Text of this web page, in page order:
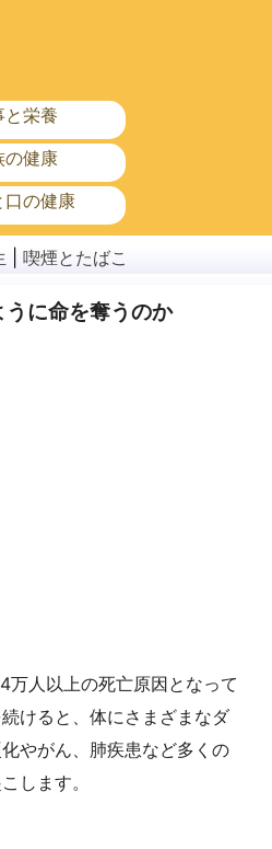
と栄養
の健康
口の健康
衛生
喫煙とたばこ
に命を奪うのか
万人以上の死亡原因となって
けると、体にさまざまなダ
やがん、肺疾患など多くの
します。